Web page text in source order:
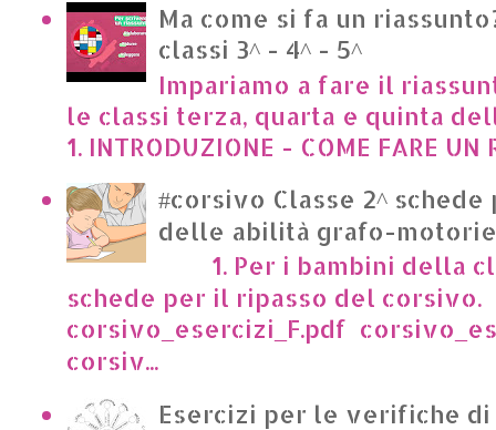
Ma come si fa un
classi 3^ - 4^ - 5^
Impariamo a fare il
le classi terza, quarta e quinta
1. INTRODUZIONE - COME FARE UN
#corsivo Classe 2^
delle abilità grafo-motorie
1. Per i bambini della
schede per il ripasso del corsivo.
corsivo_esercizi_F.pdf
corsiv...
Esercizi per le verifiche